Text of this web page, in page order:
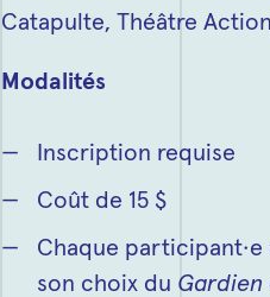
Catapulte, Théâtre
Modalités
Inscription requise
Coût de 15 $
Chaque
son choix du Gardien